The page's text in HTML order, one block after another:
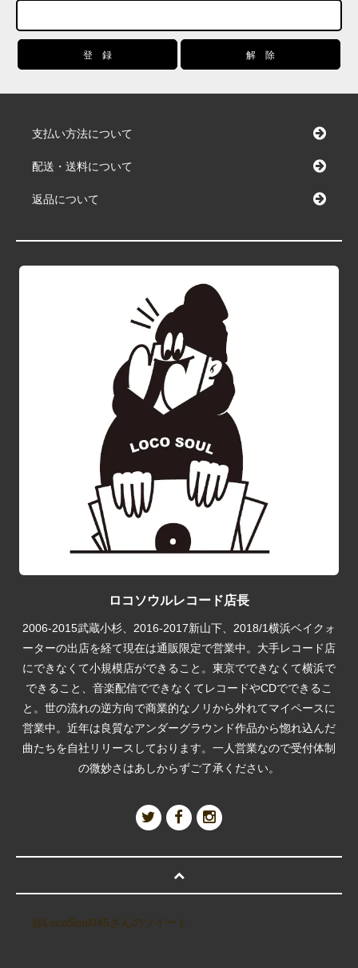
支払い方法について
配送・送料について
返品について
ロコソウルレコード店長
2006-2015武蔵小杉、2016-2017新山下、2018/1横浜ベイクォ
ーターの出店を経て現在は通販限定で営業中。大手レコード店
にできなくて小規模店ができること。東京でできなくて横浜で
できること、音楽配信でできなくてレコードやCDでできるこ
と。世の流れの逆方向で商業的なノリから外れてマイペースに
営業中。近年は良質なアンダーグラウンド作品から惚れ込んだ
曲たちを自社リリースしております。一人営業なので受付体制
の微妙さはあしからずご了承ください。
@LocoSoul045さんのツイート